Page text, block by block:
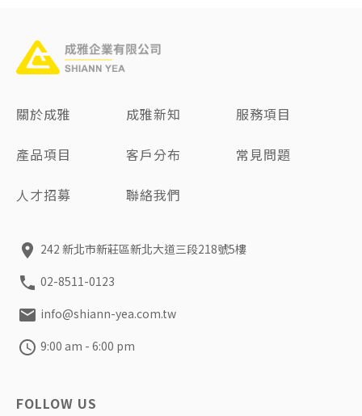
標
關於成雅 成雅新知 服務項目
產品項目 客戶分布 常見問題
人才招募 聯絡我們
242 新北市新莊區新北大道三段218號5樓
02-8511-0123
info@shiann-yea.com.tw
9:00 am - 6:00 pm